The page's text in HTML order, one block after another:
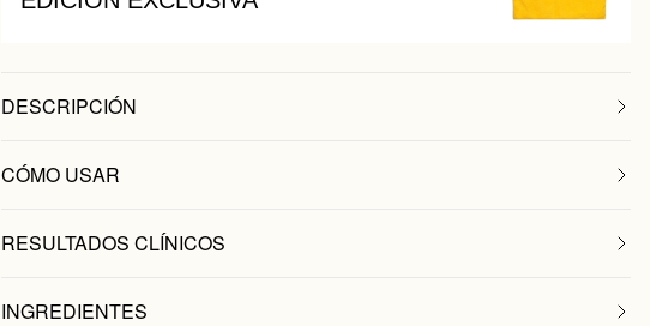
DESCRIPCIÓN
CÓMO USAR
RESULTADOS CLÍNICOS
INGREDIENTES